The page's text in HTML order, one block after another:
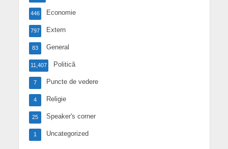
Economie
446
Extern
797
General
83
Politică
11,407
Puncte de vedere
7
Religie
4
Speaker's corner
25
Uncategorized
1